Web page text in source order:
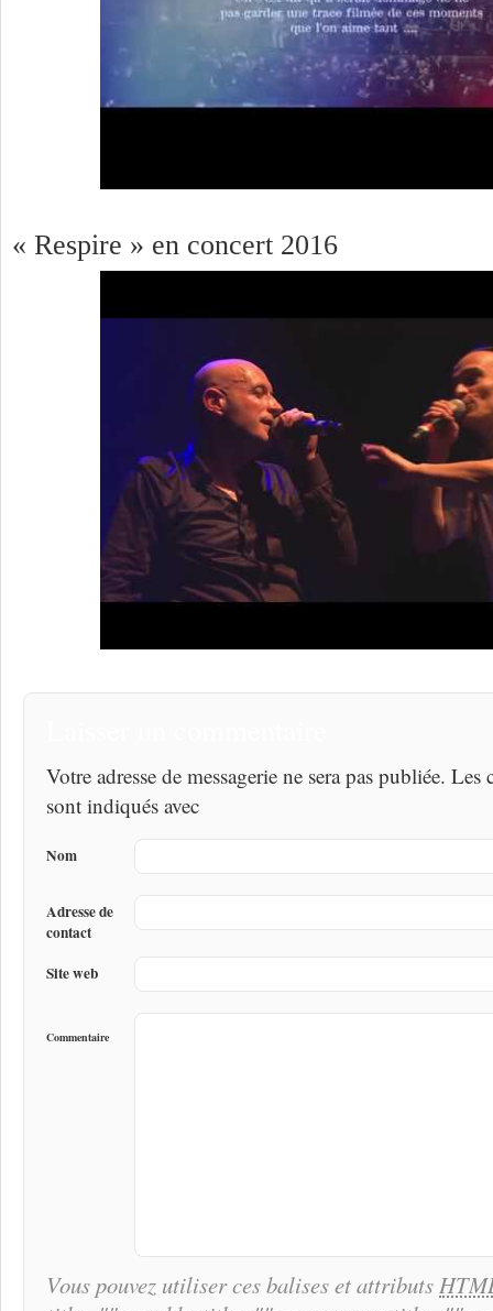
« Respire » en concert 2016
Votre adresse de messagerie ne sera pas publiée.
sont indiqués avec
Nom
Adresse de
contact
Site web
Commentaire
Vous pouvez utiliser ces balises et attributs